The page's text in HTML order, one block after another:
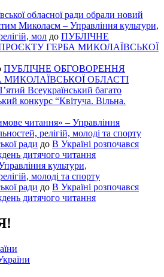
обласної ради обрали новий
Миколаєм – Управління культури,
мол до ПУБЛІЧНЕ
ГЕРБА МИКОЛАЇВСЬКОЇ
ПУБЛІЧНЕ ОБГОВОРЕННЯ
МИКОЛАЇВСЬКОЇ ОБЛАСТІ
Всеукраїнський багато
конкурс “Квітуча. Вільна.
читання» – Управління
релігій, молоді та спорту
ради до В Україні розпочався
дитячого читання
культури,
молоді та спорту
ради до В Україні розпочався
дитячого читання